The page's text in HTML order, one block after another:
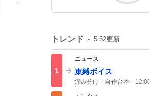
トレンド 5:52更新
1
ニュース
束縛ボイス
痛み分け 自作台本